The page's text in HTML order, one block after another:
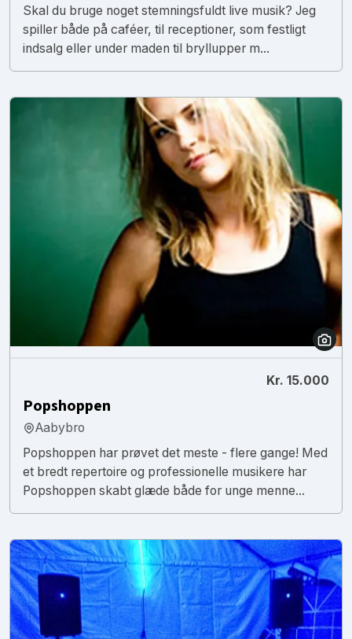
Skal du bruge noget stemningsfuldt live musik? Jeg
spiller både på caféer, til receptioner, som festligt
indsalg eller under maden til bryllupper m...
Kr. 15.000
Popshoppen
Aabybro
Popshoppen har prøvet det meste - flere gange! Med
et bredt repertoire og professionelle musikere har
Popshoppen skabt glæde både for unge menne...